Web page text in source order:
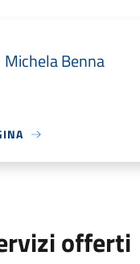
Michela Benna
offerti